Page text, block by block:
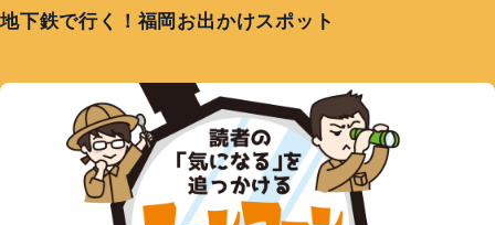
地下鉄で行く！福岡お出かけスポット